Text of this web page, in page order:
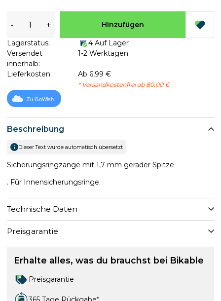
Beschreibung
Dieser Text wurde automatisch übersetzt
Sicherungsringzange mit 1,7 mm gerader Spitze
. Für Innensicherungsringe.
Technische Daten
Preisgarantie
- + Hinzufügen
Lagerstatus:
4 Auf Lager
Versendet
innerhalb:
1-2 Werktagen
Lieferkosten: Ab 6,99 €
* Versandkostenfrei ab 80,00 €
Zu GoWish
Erhalte alles, was du brauchst bei Bikable
Preisgarantie